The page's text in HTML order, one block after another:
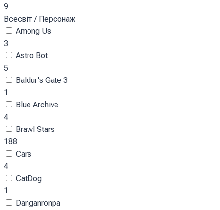
9
Всесвіт / Персонаж
Among Us
3
Astro Bot
5
Baldur's Gate 3
1
Blue Archive
4
Brawl Stars
188
Cars
4
CatDog
1
Danganronpa